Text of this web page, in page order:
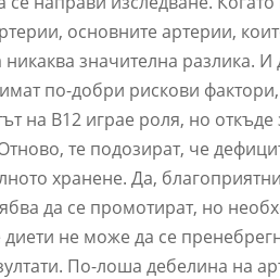
основните артерии,
значителна разлика.
по-добри рискови
на B12 играе роля, но
те подозират, че
хранене. Да,
да се промотират, но
не може да се
По-лоша дебелина на